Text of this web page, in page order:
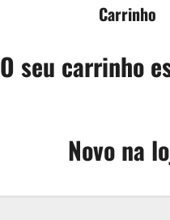
Carrinho
O seu carrinho
Novo na